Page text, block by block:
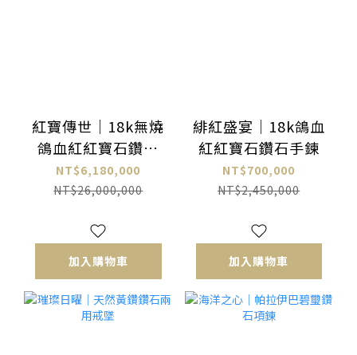
紅寶傳世｜18k無燒
鴿血紅紅寶石鑽石
項鍊
NT$6,180,000
NT$26,000,000
加入購物車
緋紅盛宴｜18k鴿血
紅紅寶石鑽石手鍊
NT$700,000
NT$2,450,000
加入購物車